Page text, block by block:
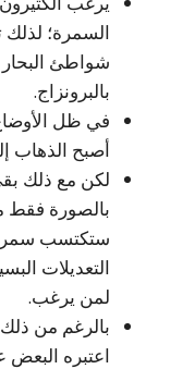
السمرة؛
شواطئ
بالبرونزاج.
في ظل الأوضاع
أصبح الذهاب
لكن مع ذلك
ستكتسب سمرة
التعديلات
لمن يرغب.
بالرغم من ذلك
اعتبره البعض